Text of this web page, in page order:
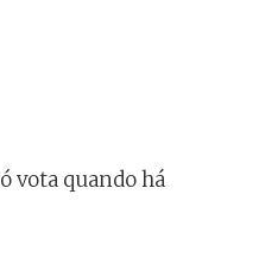
vota quando há